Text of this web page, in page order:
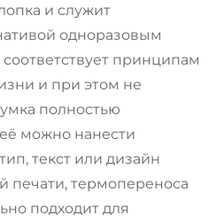
и служит
одноразовым
принципам
и при этом не
полностью
можно нанести
текст или дизайн
печати, термопереноса
подходит для